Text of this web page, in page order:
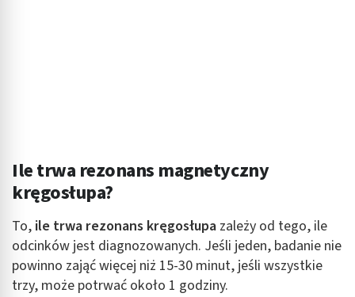
Ile trwa rezonans magnetyczny
kręgosłupa?
To, ile trwa rezonans kręgosłupa zależy od tego, ile
odcinków jest diagnozowanych. Jeśli jeden, badanie nie
powinno zająć więcej niż 15-30 minut, jeśli wszystkie
trzy, może potrwać około 1 godziny.